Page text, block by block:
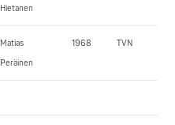
Hietanen
Matias
Peräinen
1968 TVN